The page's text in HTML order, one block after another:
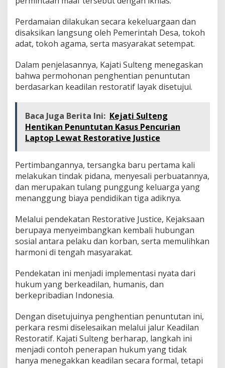
Perdamaian dilakukan secara kekeluargaan dan
disaksikan langsung oleh Pemerintah Desa, tokoh
adat, tokoh agama, serta masyarakat setempat.
Dalam penjelasannya, Kajati Sulteng menegaskan
bahwa permohonan penghentian penuntutan
berdasarkan keadilan restoratif layak disetujui.
Baca Juga Berita Ini: Kejati Sulteng
Hentikan Penuntutan Kasus Pencurian
Laptop Lewat Restorative Justice
Pertimbangannya, tersangka baru pertama kali
melakukan tindak pidana, menyesali perbuatannya,
dan merupakan tulang punggung keluarga yang
menanggung biaya pendidikan tiga adiknya.
Melalui pendekatan Restorative Justice, Kejaksaan
berupaya menyeimbangkan kembali hubungan
sosial antara pelaku dan korban, serta memulihkan
harmoni di tengah masyarakat.
Pendekatan ini menjadi implementasi nyata dari
hukum yang berkeadilan, humanis, dan
berkepribadian Indonesia.
Dengan disetujuinya penghentian penuntutan ini,
perkara resmi diselesaikan melalui jalur Keadilan
Restoratif. Kajati Sulteng berharap, langkah ini
menjadi contoh penerapan hukum yang tidak
hanya menegakkan keadilan secara formal, tetapi